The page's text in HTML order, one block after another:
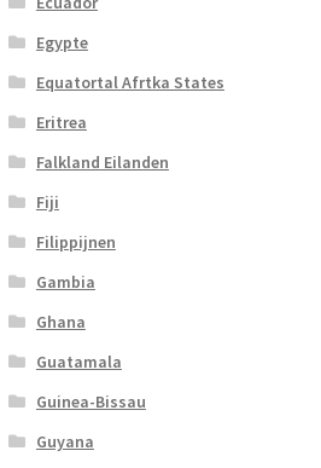
Egypte
Equatortal Afrtka States
Eritrea
Falkland Eilanden
Fiji
Filippijnen
Gambia
Ghana
Guatamala
Guinea-Bissau
Guyana